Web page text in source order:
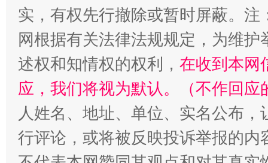
扯下公款旅游的“隐身衣” 如何以
实，有权先行撤除或暂时屏蔽。
网根据有关法律法规规定，为维
述权和知情权的权利， 在收到本网
应，我们将视为默认。（不作回应
人姓名、地址、单位、实名公布
行评论，或将被反映投诉举报的